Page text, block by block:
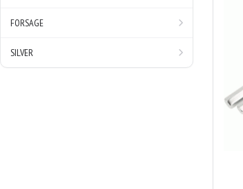
FORSAGE
SILVER